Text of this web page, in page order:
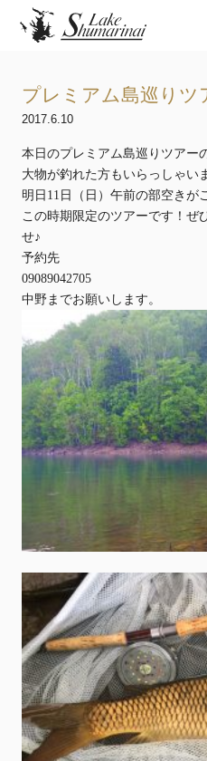
プレミアム島巡りツ
2017.6.10
本日のプレミアム島巡りツアー
大物が釣れた方もいらっしゃい
明日11日（日）午前の部空きが
この時期限定のツアーです！ぜ
せ♪
予約先
09089042705
中野までお願いします。